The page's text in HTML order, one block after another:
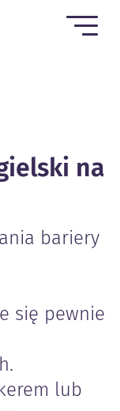
na
bariery
się pewnie
lub